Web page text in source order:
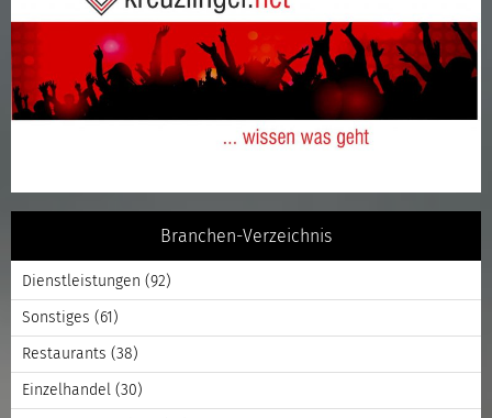
Branchen-Verzeichnis
Dienstleistungen (92)
Sonstiges (61)
Restaurants (38)
Einzelhandel (30)